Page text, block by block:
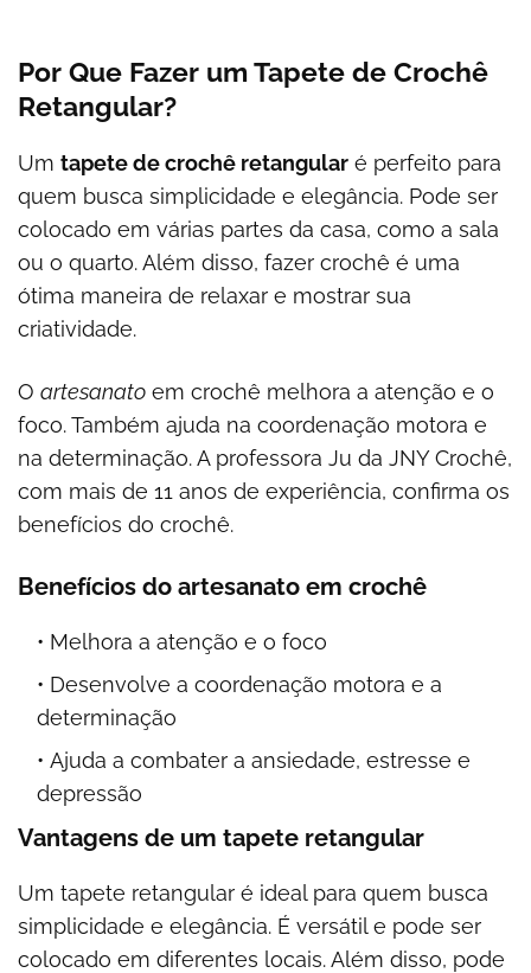
Por Que Fazer um Tapete de Crochê
Retangular?
Um tapete de crochê retangular é perfeito para
quem busca simplicidade e elegância. Pode ser
colocado em várias partes da casa, como a sala
ou o quarto. Além disso, fazer crochê é uma
ótima maneira de relaxar e mostrar sua
criatividade.
O artesanato em crochê melhora a atenção e o
foco. Também ajuda na coordenação motora e
na determinação. A professora Ju da JNY Crochê,
com mais de 11 anos de experiência, confirma os
benefícios do crochê.
Benefícios do artesanato em crochê
Melhora a atenção e o foco
Desenvolve a coordenação motora e a
determinação
Ajuda a combater a ansiedade, estresse e
depressão
Vantagens de um tapete retangular
Um tapete retangular é ideal para quem busca
simplicidade e elegância. É versátil e pode ser
colocado em diferentes locais. Além disso, pode